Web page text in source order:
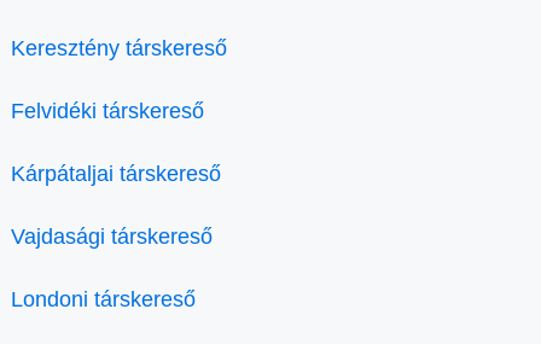
Keresztény társkereső
Felvidéki társkereső
Kárpátaljai társkereső
Vajdasági társkereső
Londoni társkereső